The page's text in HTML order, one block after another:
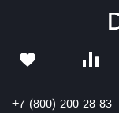
+7 (800) 200-28-83